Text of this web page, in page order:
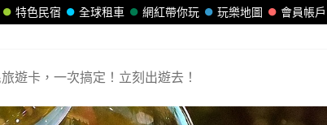
會員帳戶
玩樂地圖
網紅帶你玩
全球租車
特色民宿
遊卡，一次搞定！立刻出遊去！